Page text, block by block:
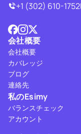
+1 (302) 610-1752
会社概要
会社概要
カバレッジ
ブログ
連絡先
私のEsimy
バランスチェック
アカウント